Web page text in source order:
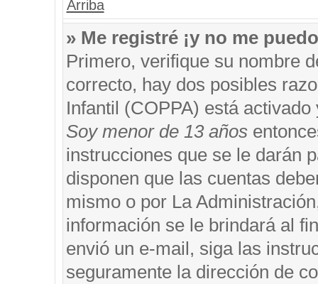
Arriba
» Me registré ¡y no me
Primero, verifique su nombre
correcto, hay dos posibles
Infantil (COPPA) está
Soy menor de 13 años
instrucciones que se le darán
disponen que las cuentas
mismo o por La
información se le brindará al
envió un e-mail, siga las
seguramente la dirección de